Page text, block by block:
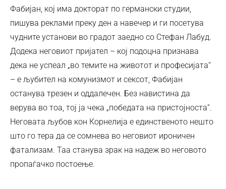
Фабијан, кој има докторат по германски студии,
пишува реклами преку ден а навечер и ги посетува
чудните установи во градот заедно со Стефан Лабуд.
Додека неговиот пријател – кој подоцна признава
дека не успеал „во темите на животот и професијата“
– е љубител на комунизмот и сексот, Фабијан
останува трезен и оддалечен. Без навистина да
верува во тоа, тој ја чека „победата на пристојноста“.
Неговата љубов кон Корнелија е единственото нешто
што го тера да се сомнева во неговиот ироничен
фатализам. Таа станува зрак на надеж во неговото
пропаѓачко постоење.